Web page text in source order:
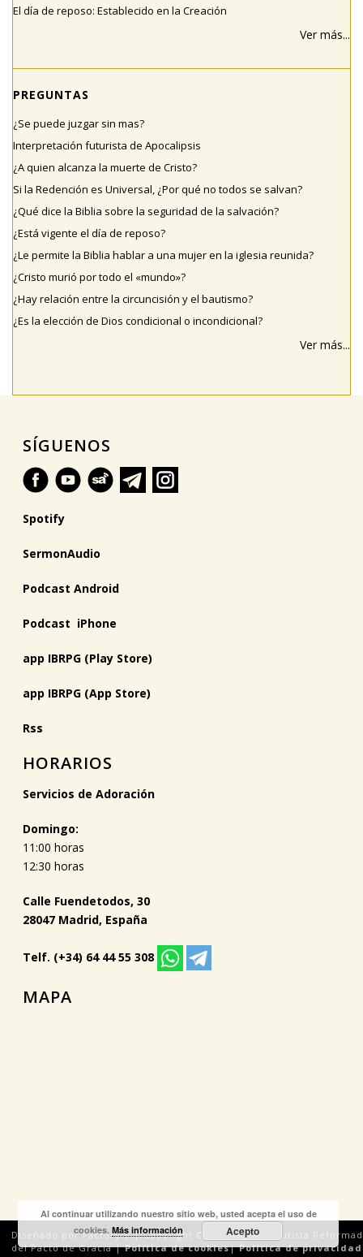
El día de reposo: Establecido en la Creación
Ver más...
PREGUNTAS
¿Se puede juzgar sin mas?
Interpretación futurista de Apocalipsis
¿A quien alcanza la muerte de Cristo?
Si la Redención es Universal, ¿Por qué no todos se salvan?
¿Qué dice la Biblia sobre la seguridad de la salvación?
¿Está vigente el día de reposo?
¿Le permite la Biblia hablar a una mujer en la iglesia reunida?
¿Cristo murió por todo el «mundo»?
¿Hay relación entre la circuncisión y el bautismo?
¿Es la elección de Dios condicional o incondicional?
Ver más...
SÍGUENOS
Spotify
SermonAudio
Podcast Android
Podcast iPhone
app IBRPG (Play Store)
app IBRPG (App Store)
Rss
HORARIOS
Servicios de Adoración
Domingo:
11:00 horas
12:30 horas
Calle Fuendetodos, 30
28047 Madrid, España
Telf. (+34) 64 44 55 308
MAPA
Diseñado por Factoryfy | Copyright © 2018 Iglesia Bautista
del Pacto de Gracia |Política de cookies|Política de privacidad
Al continuar utilizando nuestro sitio web, usted acepta el uso de
cookies.Más información Acepto